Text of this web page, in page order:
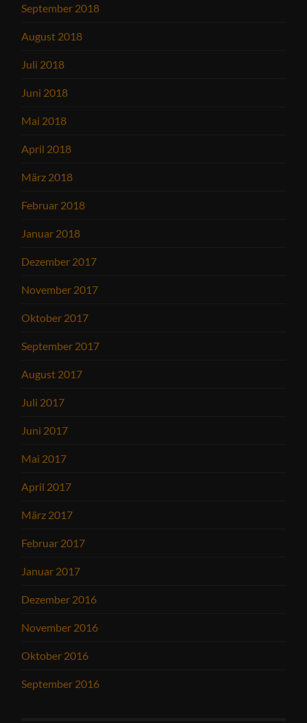
September 2018
August 2018
Juli 2018
Juni 2018
Mai 2018
April 2018
März 2018
Februar 2018
Januar 2018
Dezember 2017
November 2017
Oktober 2017
September 2017
August 2017
Juli 2017
Juni 2017
Mai 2017
April 2017
März 2017
Februar 2017
Januar 2017
Dezember 2016
November 2016
Oktober 2016
September 2016